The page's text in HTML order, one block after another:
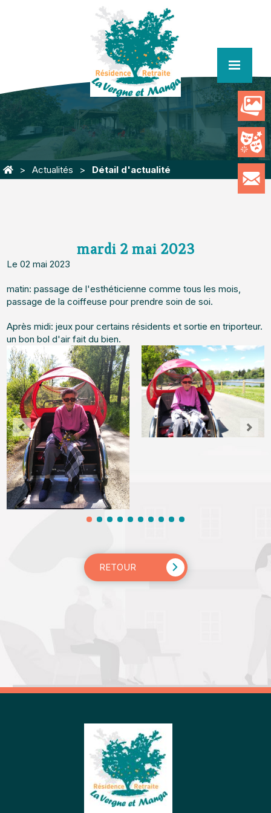
menu
Actualités Détail d'actualité
mardi 2 mai 2023
Le 02 mai 2023
matin: passage de l'esthéticienne comme tous les mois,
passage de la coiffeuse pour prendre soin de soi.
Après midi: jeux pour certains résidents et sortie en triporteur.
un bon bol d'air fait du bien.
RETOUR